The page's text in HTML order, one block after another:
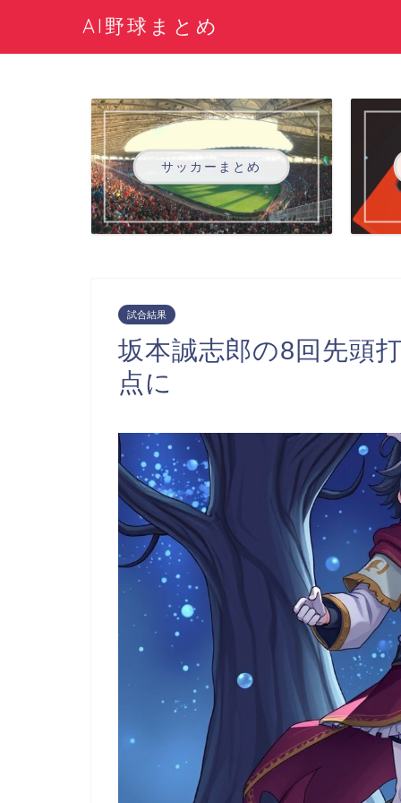
AI野球まとめ
サッカーまとめ
試合結果
坂本誠志郎の8回先頭
点に